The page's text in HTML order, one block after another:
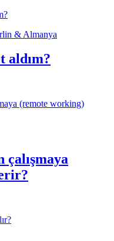
& Almanya
aldım?